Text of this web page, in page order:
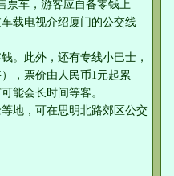
票车，游客应自备零钱上
载电视介绍厦门的公交线
。此外，还有专线小巴士，
，票价由人民币1元起累
能会长时间等客。
地，可在思明北路郊区公交